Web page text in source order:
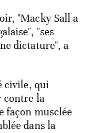
"Macky Sall a
"ses
dictature", a
civile, qui
contre la
façon musclée
dans la